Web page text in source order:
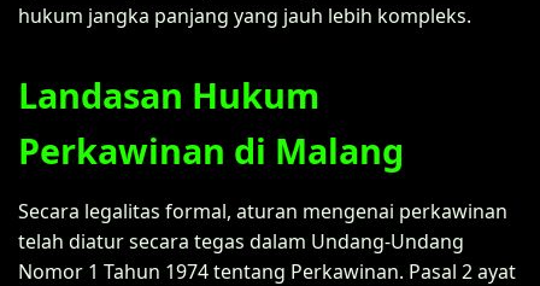
hukum jangka panjang yang jauh lebih kompleks.
Landasan Hukum
Perkawinan di Malang
Secara legalitas formal, aturan mengenai perkawinan
telah diatur secara tegas dalam Undang-Undang
Nomor 1 Tahun 1974 tentang Perkawinan. Pasal 2 ayat